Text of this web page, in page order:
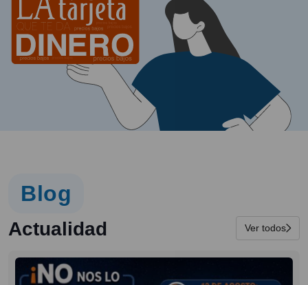
Blog
Actualidad Ver todos